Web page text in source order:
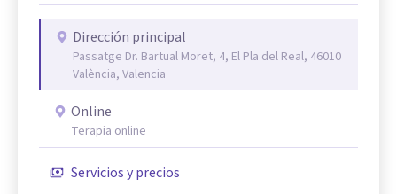
Dirección principal
Passatge Dr. Bartual Moret, 4, El Pla del Real, 46010
València, Valencia
Online
Terapia online
Servicios y precios